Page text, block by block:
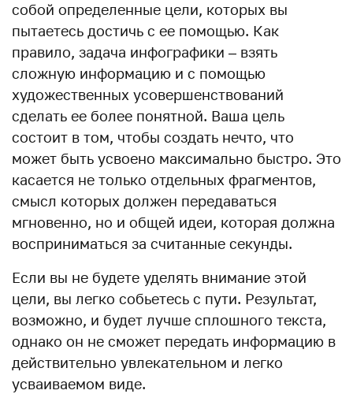
собой определенные цели, которых вы
пытаетесь достичь с ее помощью. Как
правило, задача инфографики – взять
сложную информацию и с помощью
художественных усовершенствований
сделать ее более понятной. Ваша цель
состоит в том, чтобы создать нечто, что
может быть усвоено максимально быстро. Это
касается не только отдельных фрагментов,
смысл которых должен передаваться
мгновенно, но и общей идеи, которая должна
восприниматься за считанные секунды.
Если вы не будете уделять внимание этой
цели, вы легко собьетесь с пути. Результат,
возможно, и будет лучше сплошного текста,
однако он не сможет передать информацию в
действительно увлекательном и легко
усваиваемом виде.